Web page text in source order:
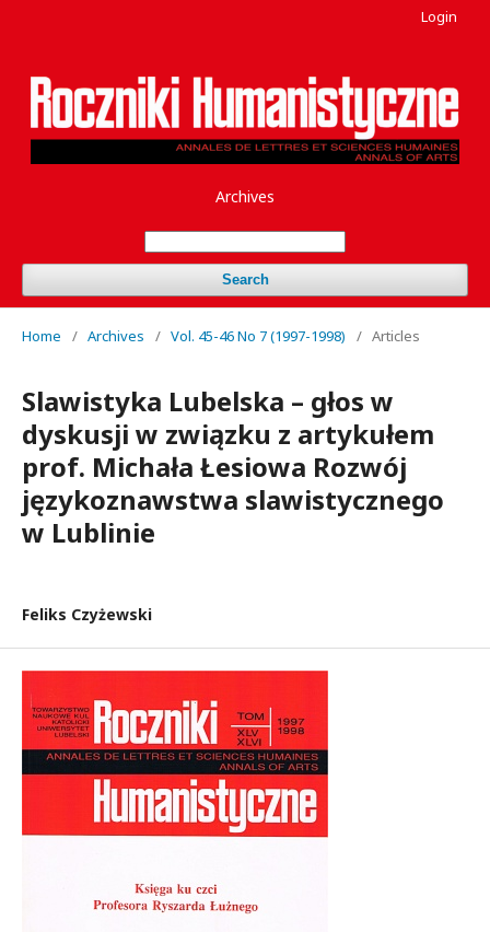
Archives
Search
Login
Home / Archives / Vol. 45-46 No 7 (1997-1998) / Articles
Slawistyka Lubelska – głos w
dyskusji w związku z artykułem
prof. Michała Łesiowa Rozwój
językoznawstwa slawistycznego
w Lublinie
Feliks Czyżewski